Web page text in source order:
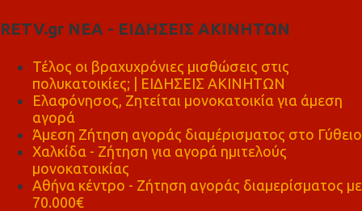
RETV.gr ΝΕΑ - ΕΙΔΗΣΕΙΣ ΑΚΙΝΗΤΩΝ
Τέλος οι βραχυχρόνιες μισθώσεις στις
πολυκατοικίες; | ΕΙΔΗΣΕΙΣ ΑΚΙΝΗΤΩΝ
Ελαφόνησος, Ζητείται μονοκατοικία για άμεση
αγορά
Άμεση Ζήτηση αγοράς διαμέρισματος στο Γύθειο
Χαλκίδα - Ζήτηση για αγορά ημιτελούς
μονοκατοικίας
Αθήνα κέντρο - Ζήτηση αγοράς διαμερίσματος με
70.000€